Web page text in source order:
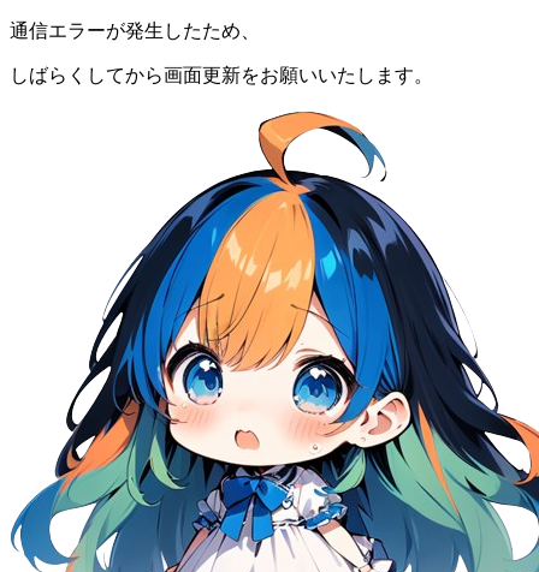
通信エラーが発生したため、
しばらくしてから画面更新をお願いいたします。